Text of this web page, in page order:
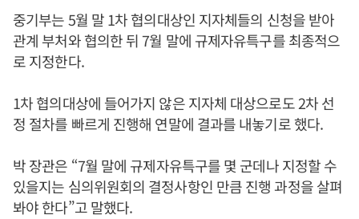
중기부는 5월 말 1차 협의대상인 지자체들의 신청을 받아
관계 부처와 협의한 뒤 7월 말에 규제자유특구를 최종적으
로 지정한다.
1차 협의대상에 들어가지 않은 지자체 대상으로도 2차 선
정 절차를 빠르게 진행해 연말에 결과를 내놓기로 했다.
박 장관은 “7월 말에 규제자유특구를 몇 군데나 지정할 수
있을지는 심의위원회의 결정사항인 만큼 진행 과정을 살펴
봐야 한다”고 말했다.